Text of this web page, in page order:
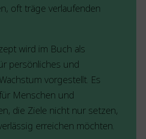
oft träge verlaufenden
wird im Buch als
persönliches und
vorgestellt. Es
Menschen und
die Ziele nicht nur setzen,
erreichen möchten.